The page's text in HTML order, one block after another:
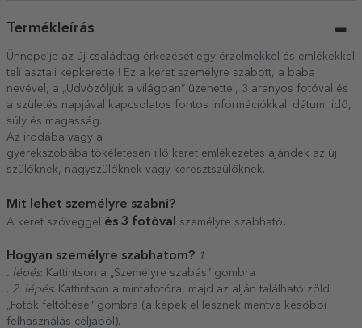
Termékleírás
Ünnepelje az új családtag érkezését egy érzelmekkel és emlékekkel
teli asztali képkerettel! Ez a keret személyre szabott, a baba
nevével, a „Üdvözöljük a világban” üzenettel, 3 aranyos fotóval és
a születés napjával kapcsolatos fontos információkkal: dátum, idő,
súly és magasság.
Az irodába vagy a
gyerekszobába tökéletesen illő keret emlékezetes ajándék az új
szülőknek, nagyszülőknek vagy keresztszülőknek.
Mit lehet személyre szabni?
A keret szöveggel és 3 fotóval személyre szabható.
Hogyan személyre szabhatom? 1
. lépés: Kattintson a „Személyre szabás” gombra
. 2. lépés: Kattintson a mintafotóra, majd az alján található zöld
„Fotók feltöltése” gombra (a képek el lesznek mentve későbbi
felhasználás céljából).